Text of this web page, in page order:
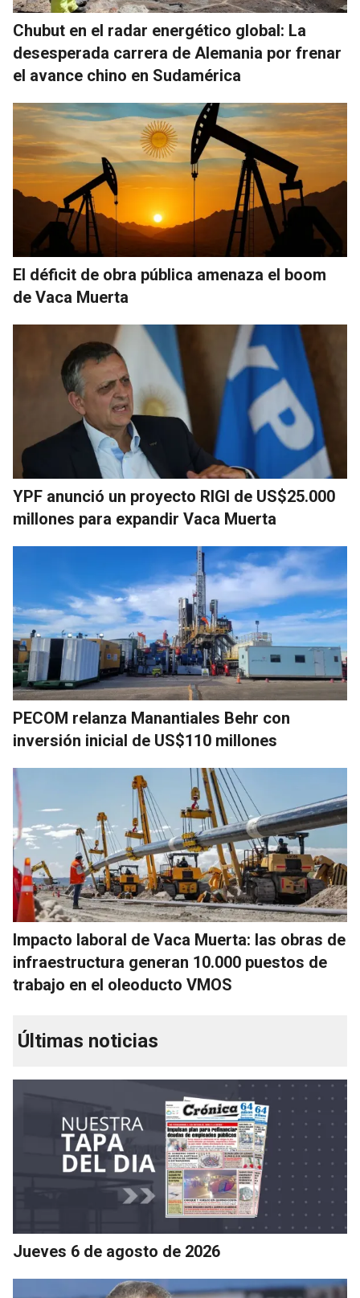
Chubut en el radar energético global: La
desesperada carrera de Alemania por frenar
el avance chino en Sudamérica
El déficit de obra pública amenaza el boom
de Vaca Muerta
YPF anunció un proyecto RIGI de US$25.000
millones para expandir Vaca Muerta
PECOM relanza Manantiales Behr con
inversión inicial de US$110 millones
Impacto laboral de Vaca Muerta: las obras de
infraestructura generan 10.000 puestos de
trabajo en el oleoducto VMOS
Últimas noticias
Jueves 6 de agosto de 2026